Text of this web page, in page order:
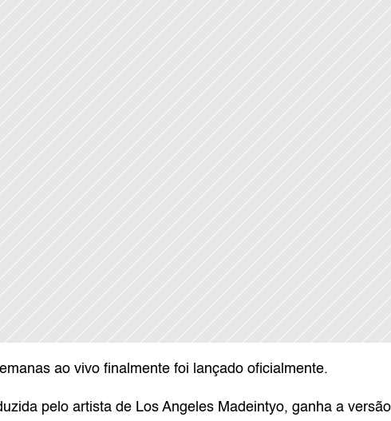
ao vivo finalmente foi lançado oficialmente.
pelo artista de Los Angeles Madeintyo, ganha a